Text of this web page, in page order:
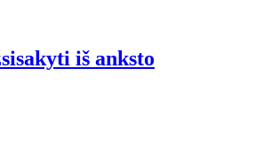
iš anksto